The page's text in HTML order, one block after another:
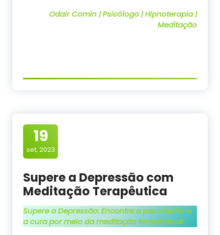
Odair Comin | Psicólogo | Hipnoterapia |
Meditação
19
set, 2023
Supere a Depressão com
Meditação Terapêutica
Supere a Depressão: Encontre a paz interior e
a cura por meio da meditação terapêutica!